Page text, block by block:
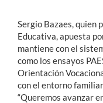
Sergio Bazaes, quien
Educativa, apuesta
mantiene con el
como los ensayos
Orientación
con el entorno
“Queremos avanzar